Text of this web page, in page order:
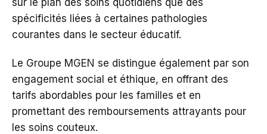
sur le plan des soins quotidiens que des
spécificités liées à certaines pathologies
courantes dans le secteur éducatif.
Le Groupe MGEN se distingue également par son
engagement social et éthique, en offrant des
tarifs abordables pour les familles et en
promettant des remboursements attrayants pour
les soins couteux.